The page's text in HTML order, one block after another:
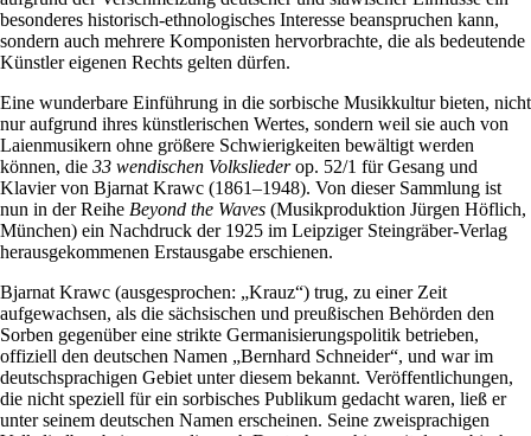
besonderes historisch-ethnologisches Interesse beanspruchen kann,
sondern auch mehrere Komponisten hervorbrachte, die als bedeutende
Künstler eigenen Rechts gelten dürfen.
Eine wunderbare Einführung in die sorbische Musikkultur bieten, nicht
nur aufgrund ihres künstlerischen Wertes, sondern weil sie auch von
Laienmusikern ohne größere Schwierigkeiten bewältigt werden
können, die 33 wendischen Volksliederop. 52/1 für Gesang und
Klavier von Bjarnat Krawc (1861–1948). Von dieser Sammlung ist
nun in der Reihe Beyond the Waves (Musikproduktion Jürgen Höflich,
München) ein Nachdruck der 1925 im Leipziger Steingräber-Verlag
herausgekommenen Erstausgabe erschienen.
Bjarnat Krawc (ausgesprochen: „Krauz“) trug, zu einer Zeit
aufgewachsen, als die sächsischen und preußischen Behörden den
Sorben gegenüber eine strikte Germanisierungspolitik betrieben,
offiziell den deutschen Namen „Bernhard Schneider“, und war im
deutschsprachigen Gebiet unter diesem bekannt. Veröffentlichungen,
die nicht speziell für ein sorbisches Publikum gedacht waren, ließ er
unter seinem deutschen Namen erscheinen. Seine zweisprachigen